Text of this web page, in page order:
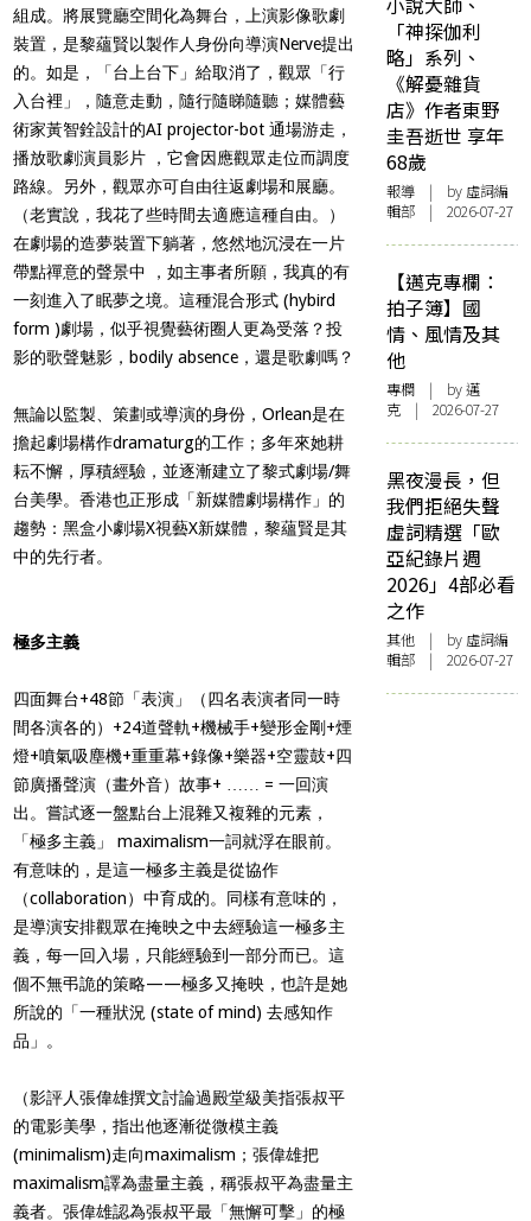
組成。將展覽廳空間化為舞台，上演影像歌劇
裝置，是黎蘊賢以製作人身份向導演Nerve提出
的。如是，「台上台下」給取消了，觀眾「行
入台裡」，隨意走動，隨行隨睇隨聽；媒體藝
術家黃智銓設計的AI projector-bot 通場游走，
播放歌劇演員影片 ，它會因應觀眾走位而調度
路線。另外，觀眾亦可自由往返劇場和展廳。
（老實說，我花了些時間去適應這種自由。）
在劇場的造夢裝置下躺著，悠然地沉浸在一片
帶點禪意的聲景中 ，如主事者所願，我真的有
一刻進入了眠夢之境。這種混合形式 (hybird
form )劇場，似乎視覺藝術圈人更為受落？投
影的歌聲魅影，bodily absence，還是歌劇嗎？
無論以監製、策劃或導演的身份，Orlean是在
擔起劇場構作dramaturg的工作；多年來她耕
耘不懈，厚積經驗，並逐漸建立了黎式劇場/舞
台美學。香港也正形成「新媒體劇場構作」的
趨勢：黑盒小劇場X視藝X新媒體，黎蘊賢是其
中的先行者。
極多主義
四面舞台+48節「表演」（四名表演者同一時
間各演各的）+24道聲軌+機械手+變形金剛+煙
燈+噴氣吸塵機+重重幕+錄像+樂器+空靈鼓+四
節廣播聲演（畫外音）故事+ …… = 一回演
出。嘗試逐一盤點台上混雜又複雜的元素，
「極多主義」 maximalism一詞就浮在眼前。
有意味的，是這一極多主義是從協作
（collaboration）中育成的。同樣有意味的，
是導演安排觀眾在掩映之中去經驗這一極多主
義，每一回入場，只能經驗到一部分而已。這
個不無弔詭的策略——極多又掩映，也許是她
所說的「一種狀況 (state of mind) 去感知作
品」。
（影評人張偉雄撰文討論過殿堂級美指張叔平
的電影美學，指出他逐漸從微模主義
(minimalism)走向maximalism；張偉雄把
maximalism譯為盡量主義，稱張叔平為盡量主
義者。張偉雄認為張叔平最「無懈可擊」的極
小說大師、
「神探伽利
略」系列、
《解憂雜貨
店》作者東野
圭吾逝世 享年
68歲
報導 | by 虛詞編
輯部 | 2026-07-27
【邁克專欄：
拍子簿】國
情、風情及其
他
專欄 | by邁
克 | 2026-07-27
黑夜漫長，但
我們拒絕失聲
虛詞精選「歐
亞紀錄片週
2026」4部必看
之作
其他 | by 虛詞編
輯部 | 2026-07-27